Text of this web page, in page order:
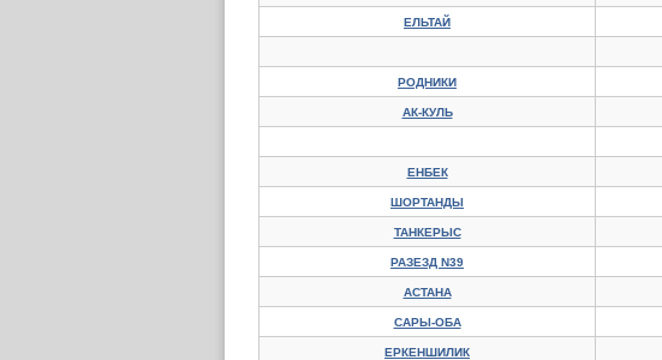
ЕЛЬТАЙ
РОДНИКИ
АК-КУЛЬ
ЕНБЕК
ШОРТАНДЫ
ТАНКЕРЫС
РАЗЕЗД N39
АСТАНА
САРЫ-ОБА
ЕРКЕНШИЛИК